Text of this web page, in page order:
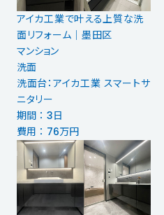
アイカ工業で叶える上質な洗
面リフォーム｜墨田区
マンション
洗面
洗面台：アイカ工業 スマートサ
ニタリー
期間 ： 3日
費用 ： 76万円